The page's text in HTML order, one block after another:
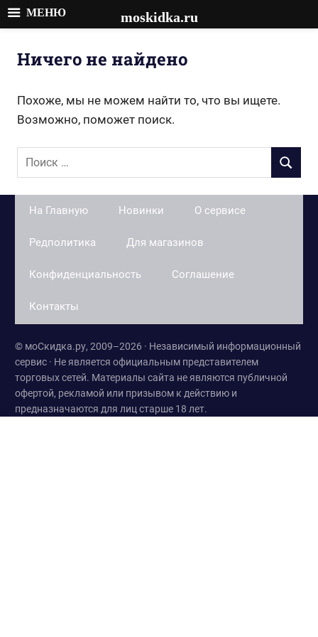
Ничего не найдено
Похоже, мы не можем найти то, что вы ищете.
Возможно, поможет поиск.
Поиск
для:
ПОИСК
На Главную Новинки О сервисе
Редполитика Для магазинов
Конфиденциальность Соглашение
Контакты
© моСкидка.ру, 2009–2026 · Независимый информационный
сервис · Не является официальным представителем
торговых сетей. Материалы сайта не являются публичной
офертой, рекламой или призывом к действию и
предназначаются для лиц старше 18 лет.
МЕНЮ moskidka.ru